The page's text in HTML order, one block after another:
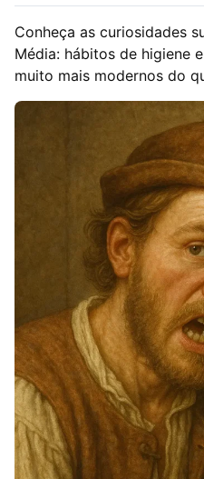
Conheça as curiosidades
Média: hábitos de higiene
muito mais modernos do